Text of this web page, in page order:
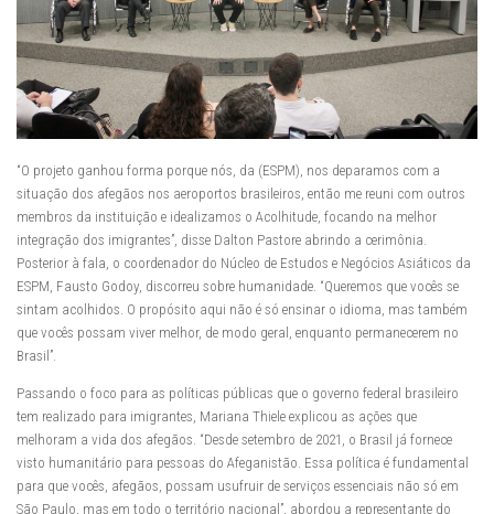
“O projeto ganhou forma porque nós, da (ESPM), nos deparamos com a
situação dos afegãos nos aeroportos brasileiros, então me reuni com outros
membros da instituição e idealizamos o Acolhitude, focando na melhor
integração dos imigrantes”, disse Dalton Pastore abrindo a cerimônia.
Posterior à fala, o coordenador do Núcleo de Estudos e Negócios Asiáticos da
ESPM, Fausto Godoy, discorreu sobre humanidade. “Queremos que vocês se
sintam acolhidos. O propósito aqui não é só ensinar o idioma, mas também
que vocês possam viver melhor, de modo geral, enquanto permanecerem no
Brasil”.
Passando o foco para as políticas públicas que o governo federal brasileiro
tem realizado para imigrantes, Mariana Thiele explicou as ações que
melhoram a vida dos afegãos. “Desde setembro de 2021, o Brasil já fornece
visto humanitário para pessoas do Afeganistão. Essa política é fundamental
para que vocês, afegãos, possam usufruir de serviços essenciais não só em
São Paulo, mas em todo o território nacional”, abordou a representante do